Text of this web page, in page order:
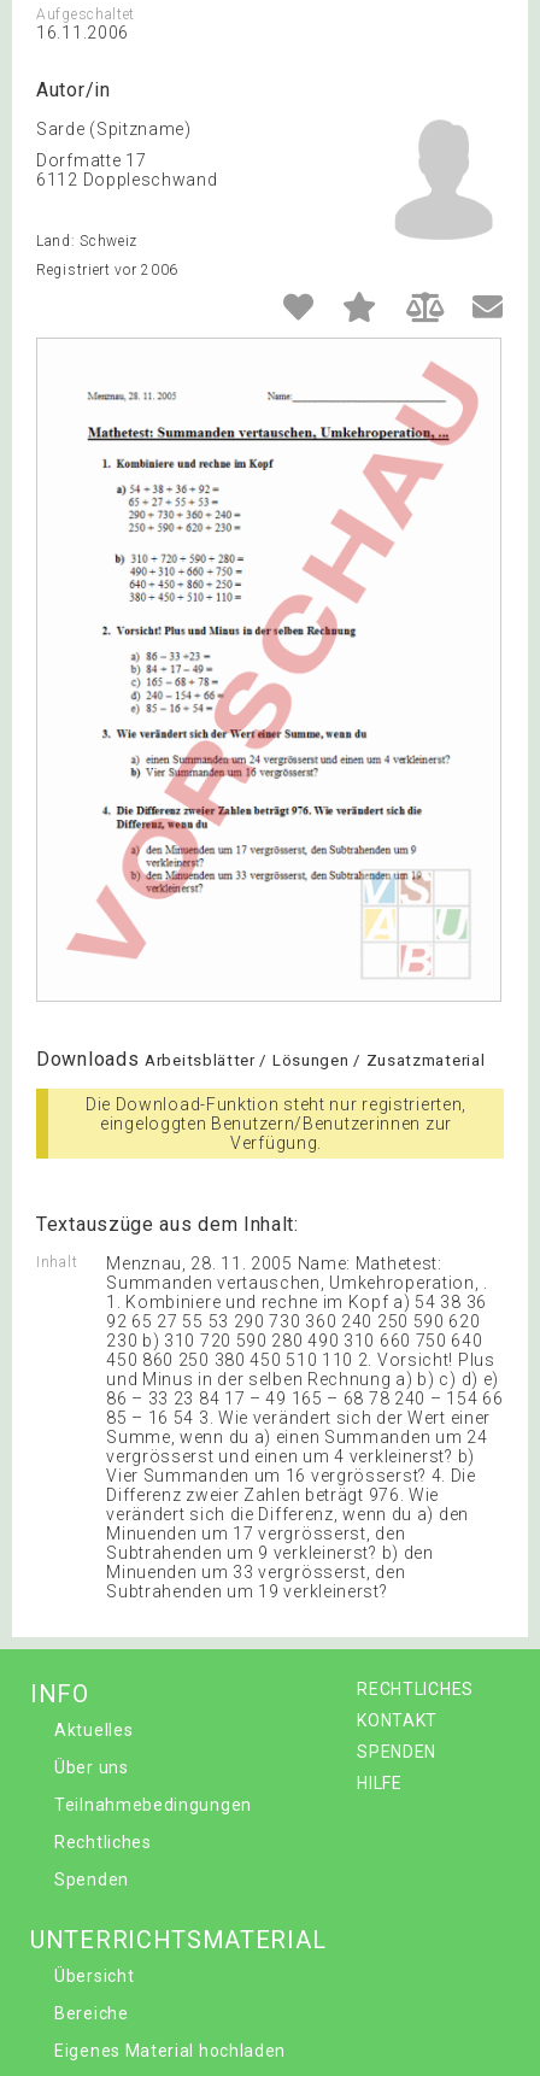
Aufgeschaltet
16.11.2006
Autor/in
Sarde (Spitzname)
Dorfmatte 17
6112 Doppleschwand
Land: Schweiz
Registriert vor 2006
Downloads Arbeitsblätter / Lösungen / Zusatzmaterial
Die Download-Funktion steht nur registrierten,
eingeloggten Benutzern/Benutzerinnen zur
Verfügung.
Textauszüge aus dem Inhalt:
Inhalt
Menznau, 28. 11. 2005 Name: Mathetest:
Summanden vertauschen, Umkehroperation, .
1. Kombiniere und rechne im Kopf a) 54 38 36
92 65 27 55 53 290 730 360 240 250 590 620
230 b) 310 720 590 280 490 310 660 750 640
450 860 250 380 450 510 110 2. Vorsicht! Plus
und Minus in der selben Rechnung a) b) c) d) e)
86 – 33 23 84 17 – 49 165 – 68 78 240 – 154 66
85 – 16 54 3. Wie verändert sich der Wert einer
Summe, wenn du a) einen Summanden um 24
vergrösserst und einen um 4 verkleinerst? b)
Vier Summanden um 16 vergrösserst? 4. Die
Differenz zweier Zahlen beträgt 976. Wie
verändert sich die Differenz, wenn du a) den
Minuenden um 17 vergrösserst, den
Subtrahenden um 9 verkleinerst? b) den
Minuenden um 33 vergrösserst, den
Subtrahenden um 19 verkleinerst?
RECHTLICHES
KONTAKT
SPENDEN
HILFE
INFO
Aktuelles
Über uns
Teilnahmebedingungen
Rechtliches
Spenden
UNTERRICHTSMATERIAL
Übersicht
Bereiche
Eigenes Material hochladen